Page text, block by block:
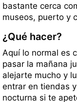
bastante cerca
museos, puerto y
¿Qué hacer?
Aquí lo normal es
pasar la mañana
alejarte mucho y
entrar en tiendas
nocturna si te